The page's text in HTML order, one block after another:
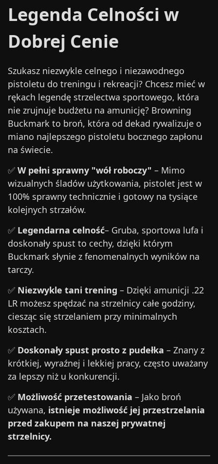
Legenda Celności w
Dobrej Cenie
Szukasz niezwykle celnego i niezawodnego
pistoletu do treningu i rekreacji? Chcesz mieć w
rękach legendę strzelectwa sportowego, która
nie zrujnuje budżetu na amunicję? Browning
Buckmark to broń, która od dekad rywalizuje o
miano najlepszego pistoletu bocznego zapłonu
na świecie.
✅ W pełni sprawny "wół roboczy" – Mimo
wizualnych śladów użytkowania, pistolet jest w
100% sprawny technicznie i gotowy na tysiące
kolejnych strzałów.
✅ Legendarna celność– Gruba, sportowa lufa i
doskonały spust to cechy, dzięki którym
Buckmark słynie z fenomenalnych wyników na
tarczy.
✅ Niezwykle tani trening – Dzięki amunicji .22
LR możesz spędzać na strzelnicy całe godziny,
ciesząc się strzelaniem przy minimalnych
kosztach.
✅ Doskonały spust prosto z pudełka – Znany z
krótkiej, wyraźnej i lekkiej pracy, często uważany
za lepszy niż u konkurencji.
✅ Możliwość przetestowania – Jako broń
używana, istnieje możliwość jej przestrzelania
przed zakupem na naszej prywatnej
strzelnicy.